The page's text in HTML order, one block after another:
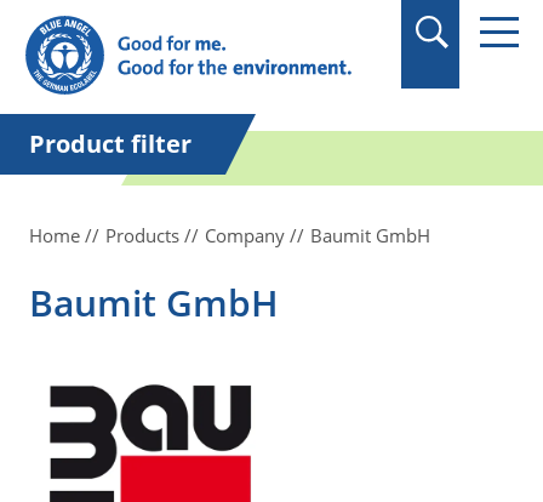
in quotation marks.
Product filter
Home Products Company Baumit GmbH
Baumit GmbH